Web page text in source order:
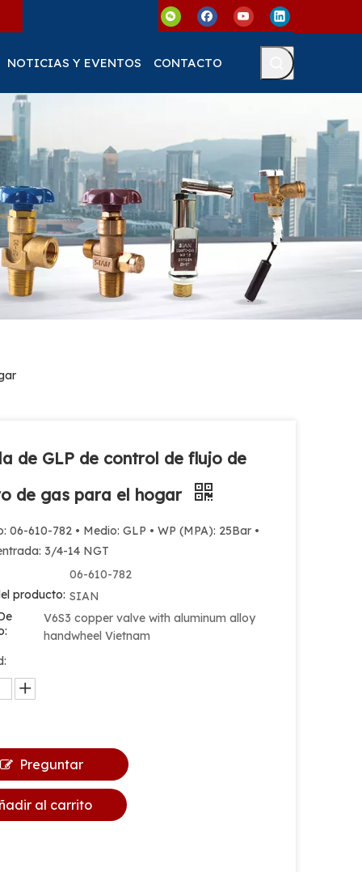
NOTICIAS Y EVENTOS CONTACTO
de GLP de control de flujo de
de gas para el hogar
06-610-782 • Medio: GLP • WP (MPA): 25Bar •
3/4-14 NGT
06-610-782
producto: SIAN
V6S3 copper valve with aluminum alloy
handwheel Vietnam
Preguntar
al carrito